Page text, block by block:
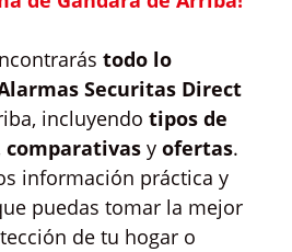
todo lo
Securitas Direct
incluyendo tipos de
comparativas y ofertas.
información práctica y
puedas tomar la mejor
de tu hogar o